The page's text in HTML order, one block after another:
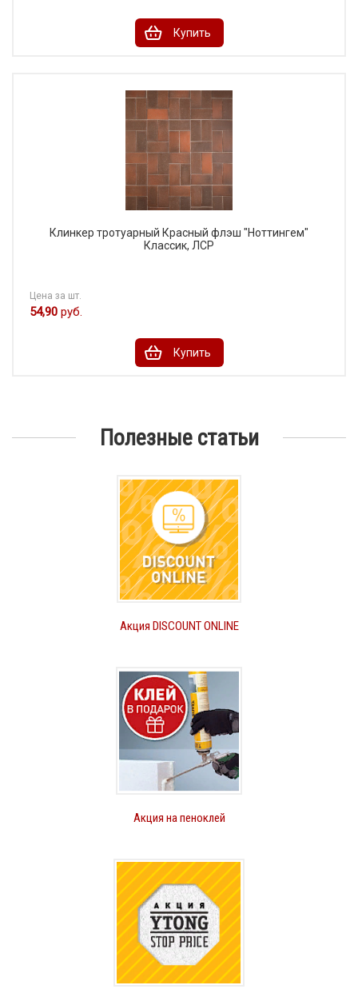
Купить
Клинкер тротуарный Красный флэш "Ноттингем"
Классик, ЛСР
Цена за шт.
54,90 руб.
Купить
Полезные статьи
Акция DISCOUNT ONLINE
Акция на пеноклей